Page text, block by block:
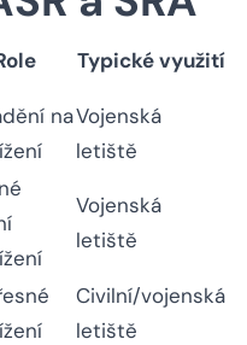
Typické využití
naVojenská
letiště
Vojenská
letiště
Civilní/vojenská
letiště